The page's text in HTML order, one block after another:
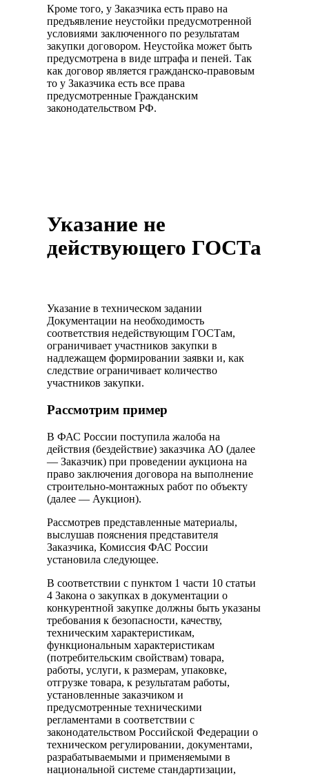
Кроме того, у Заказчика есть право на
предъявление неустойки предусмотренной
условиями заключенного по результатам
закупки договором. Неустойка может быть
предусмотрена в виде штрафа и пеней. Так
как договор является гражданско-правовым
то у Заказчика есть все права
предусмотренные Гражданским
законодательством РФ.
Указание не
действующего ГОСТа
Указание в техническом задании
Документации на необходимость
соответствия недействующим ГОСТам,
ограничивает участников закупки в
надлежащем формировании заявки и, как
следствие ограничивает количество
участников закупки.
Рассмотрим пример
В ФАС России поступила жалоба на
действия (бездействие) заказчика АО (далее
— Заказчик) при проведении аукциона на
право заключения договора на выполнение
строительно-монтажных работ по объекту
(далее — Аукцион).
Рассмотрев представленные материалы,
выслушав пояснения представителя
Заказчика, Комиссия ФАС России
установила следующее.
В соответствии с пунктом 1 части 10 статьи
4 Закона о закупках в документации о
конкурентной закупке должны быть указаны
требования к безопасности, качеству,
техническим характеристикам,
функциональным характеристикам
(потребительским свойствам) товара,
работы, услуги, к размерам, упаковке,
отгрузке товара, к результатам работы,
установленные заказчиком и
предусмотренные техническими
регламентами в соответствии с
законодательством Российской Федерации о
техническом регулировании, документами,
разрабатываемыми и применяемыми в
национальной системе стандартизации,